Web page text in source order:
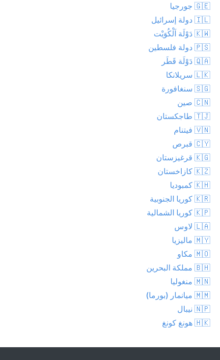
🇬🇪 جورجيا
🇮🇱 دولة إسرائيل
🇰🇼 دَوْلَة اَلْكُوَيْت
🇵🇸 دولة فلسطين
🇶🇦 دَوْلَة قَطَر
🇱🇰 سريلانكا
🇸🇬 سنغافورة
🇨🇳 صين
🇹🇯 طاجكستان
🇻🇳 فيتنام
🇨🇾 قبرص
🇰🇬 قرغيزستان
🇰🇿 كازاخستان
🇰🇭 كمبوديا
🇰🇷 كوريا الجنوبية
🇰🇵 كوريا الشمالية
🇱🇦 لاوس
🇲🇾 ماليزيا
🇲🇴 مكاو
🇧🇭 مملكة البحرين
🇲🇳 منغوليا
🇲🇲 ميانمار (بورما)
🇳🇵 نيبال
🇭🇰 هونغ كونغ